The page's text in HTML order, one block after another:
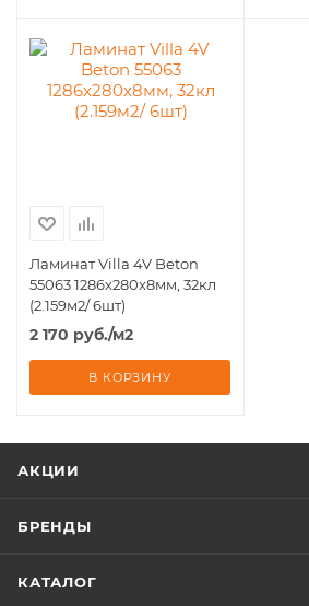
Ламинат Villa 4V Beton
55063 1286х280х8мм, 32кл
(2.159м2/ 6шт)
2 170 руб./м2
В КОРЗИНУ
АКЦИИ
БРЕНДЫ
КАТАЛОГ